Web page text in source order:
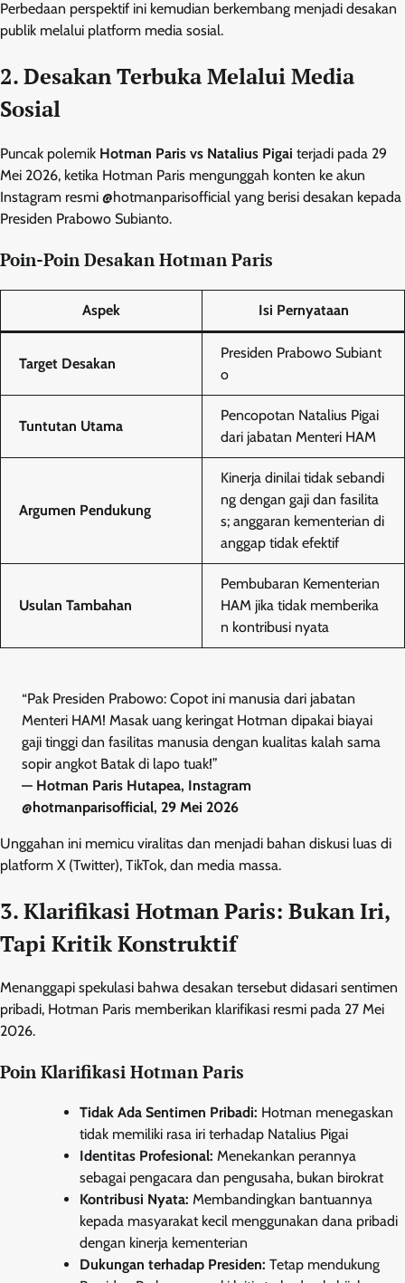
Perbedaan perspektif ini kemudian berkembang menjadi desakan
publik melalui platform media sosial.
2. Desakan Terbuka Melalui Media
Sosial
Puncak polemik Hotman Paris vs Natalius Pigai terjadi pada 29
Mei 2026, ketika Hotman Paris mengunggah konten ke akun
Instagram resmi @hotmanparisofficial yang berisi desakan kepada
Presiden Prabowo Subianto.
Poin-Poin Desakan Hotman Paris
Aspek Isi Pernyataan
Target Desakan
Presiden Prabowo Subiant
o
Tuntutan Utama
Pencopotan Natalius Pigai
dari jabatan Menteri HAM
Argumen Pendukung
Kinerja dinilai tidak sebandi
ng dengan gaji dan fasilita
s; anggaran kementerian di
anggap tidak efektif
Usulan Tambahan
Pembubaran Kementerian
HAM jika tidak memberika
n kontribusi nyata
“Pak Presiden Prabowo: Copot ini manusia dari jabatan
Menteri HAM! Masak uang keringat Hotman dipakai biayai
gaji tinggi dan fasilitas manusia dengan kualitas kalah sama
sopir angkot Batak di lapo tuak!”
— Hotman Paris Hutapea, Instagram
@hotmanparisofficial, 29 Mei 2026
Unggahan ini memicu viralitas dan menjadi bahan diskusi luas di
platform X (Twitter), TikTok, dan media massa.
3. Klarifikasi Hotman Paris: Bukan Iri,
Tapi Kritik Konstruktif
Menanggapi spekulasi bahwa desakan tersebut didasari sentimen
pribadi, Hotman Paris memberikan klarifikasi resmi pada 27 Mei
2026.
Poin Klarifikasi Hotman Paris
Tidak Ada Sentimen Pribadi: Hotman menegaskan
tidak memiliki rasa iri terhadap Natalius Pigai
Identitas Profesional: Menekankan perannya
sebagai pengacara dan pengusaha, bukan birokrat
Kontribusi Nyata: Membandingkan bantuannya
kepada masyarakat kecil menggunakan dana pribadi
dengan kinerja kementerian
Dukungan terhadap Presiden: Tetap mendukung